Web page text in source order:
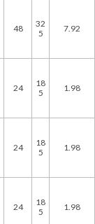
48
32
5
7.92
24
18
5
1.98
24
18
5
1.98
24
18
5
1.98